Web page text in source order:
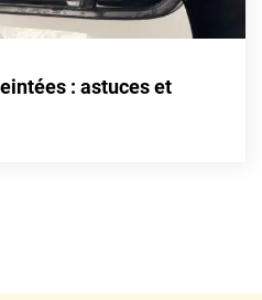
: astuces et